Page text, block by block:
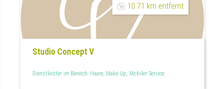
10.71 km entfernt
Studio Concept V
Dienstleister im Bereich: Haare, Make Up, Mobiler Service